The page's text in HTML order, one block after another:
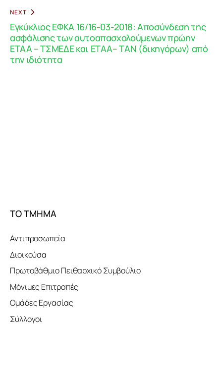
NEXT
Εγκύκλιος ΕΦΚΑ 16/16-03-2018: Αποσύνδεση της
ασφάλισης των αυτοαπασχολούμενων πρώην
ΕΤΑΑ – ΤΣΜΕΔΕ και ΕΤΑΑ– ΤΑΝ (δικηγόρων) από
την ιδιότητα
ΤΟ ΤΜΗΜΑ
Αντιπροσωπεία
Διοικούσα
Πρωτοβάθμιο Πειθαρχικό Συμβούλιο
Μόνιμες Επιτροπές
Ομάδες Εργασίας
Σύλλογοι